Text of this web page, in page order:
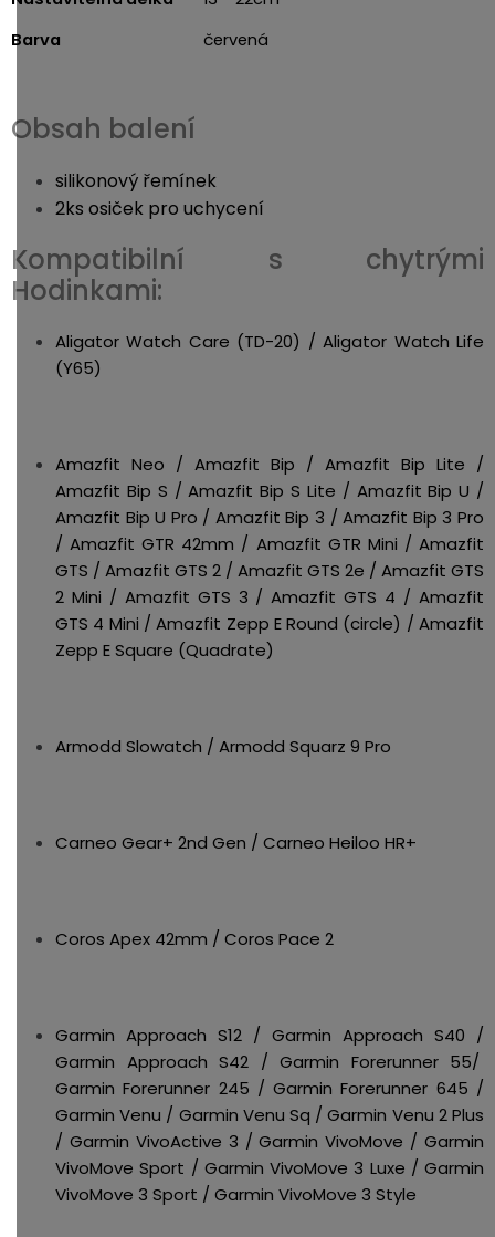
Barva
červená
Obsah balení
silikonový řemínek
2ks osiček pro uchycení
Kompatibilní s chytrými
Hodinkami:
Aligator Watch Care (TD-20) / Aligator Watch Life
(Y65)
Amazfit Neo / Amazfit Bip / Amazfit Bip Lite /
Amazfit Bip S / Amazfit Bip S Lite / Amazfit Bip U /
Amazfit Bip U Pro / Amazfit Bip 3 / Amazfit Bip 3 Pro
/ Amazfit GTR 42mm / Amazfit GTR Mini / Amazfit
GTS / Amazfit GTS 2 / Amazfit GTS 2e / Amazfit GTS
2 Mini / Amazfit GTS 3 / Amazfit GTS 4 / Amazfit
GTS 4 Mini / Amazfit Zepp E Round (circle) / Amazfit
Zepp E Square (Quadrate)
Armodd Slowatch / Armodd Squarz 9 Pro
Carneo Gear+ 2nd Gen / Carneo Heiloo HR+
Coros Apex 42mm / Coros Pace 2
Garmin Approach S12 / Garmin Approach S40 /
Garmin Approach S42 / Garmin Forerunner 55/
Garmin Forerunner 245 / Garmin Forerunner 645 /
Garmin Venu / Garmin Venu Sq / Garmin Venu 2 Plus
/ Garmin VivoActive 3 / Garmin VivoMove / Garmin
VivoMove Sport / Garmin VivoMove 3 Luxe / Garmin
VivoMove 3 Sport / Garmin VivoMove 3 Style